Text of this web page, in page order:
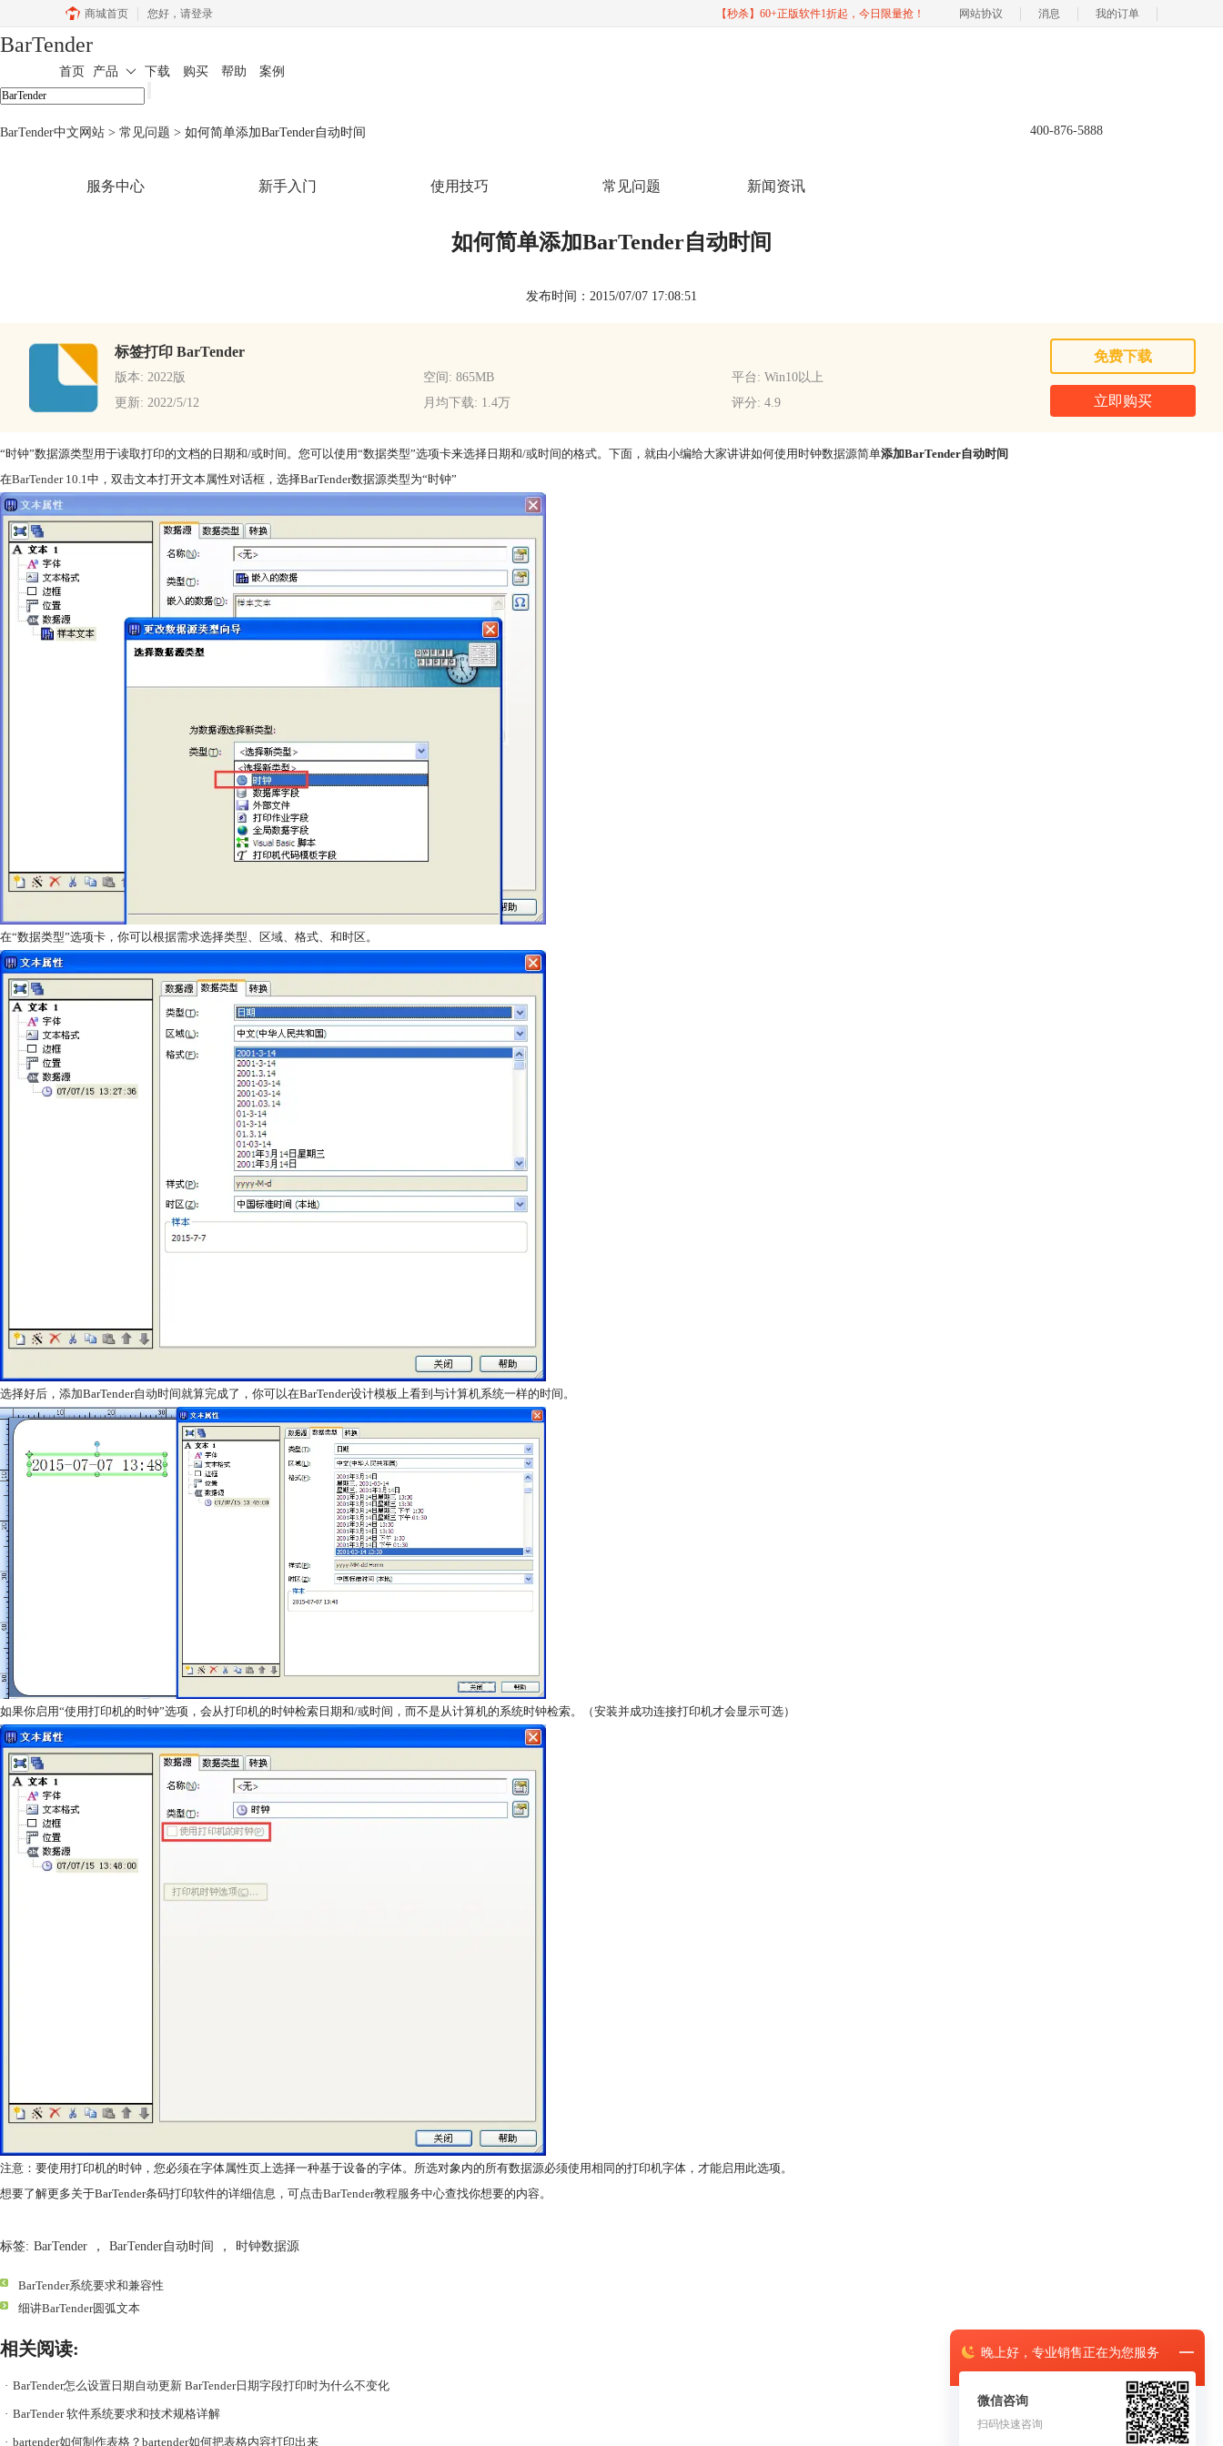
晚上好， 专业销售正在为您服务
微信咨询
扫码快速咨询
商城首页 您好， 请登录 【秒杀】60+正版软件1折起，今日限量抢！ 网站协议 消息 我的订单
BarTender
首页 产品 下载 购买 帮助 案例
400-876-5888
BarTender中文网站 > 常见问题 > 如何简单添加BarTender自动时间
服务中心 新手入门 使用技巧 常见问题 新闻资讯
如何简单添加BarTender自动时间
发布时间：2015/07/07 17:08:51
标签打印 BarTender
版本: 2022版 空间: 865MB
平台: Win10以上
更新: 2022/5/12
月均下载: 1.4万 评分: 4.9
免费下载
立即购买
“时钟”数据源类型用于读取打印的文档的日期和/或时间。您可以使用“数据类型”选项卡来选择日期和/或时间的格式。下面，就由小编给大家讲讲如何使用时钟数据源简单添加BarTender自动时间
在BarTender 10.1中，双击文本打开文本属性对话框，选择BarTender数据源类型为“时钟”
在“数据类型”选项卡，你可以根据需求选择类型、区域、格式、和时区。
选择好后，添加BarTender自动时间就算完成了，你可以在BarTender设计模板上看到与计算机系统一样的时间。
如果你启用“使用打印机的时钟”选项，会从打印机的时钟检索日期和/或时间，而不是从计算机的系统时钟检索。（安装并成功连接打印机才会显示可选）
注意：要使用打印机的时钟，您必须在字体属性页上选择一种基于设备的字体。所选对象内的所有数据源必须使用相同的打印机字体，才能启用此选项。
想要了解更多关于BarTender条码打印软件的详细信息，可点击BarTender教程服务中心查找你想要的内容。
标签: BarTender ， BarTender自动时间 ， 时钟数据源
BarTender系统要求和兼容性
细讲BarTender圆弧文本
相关阅读:
· BarTender怎么设置日期自动更新 BarTender日期字段打印时为什么不变化
· BarTender 软件系统要求和技术规格详解
· bartender如何制作表格？bartender如何把表格内容打印出来